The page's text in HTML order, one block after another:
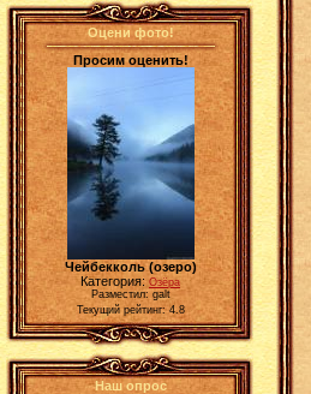
Оцени фото!
Просим оценить!
Чейбекколь (озеро)
Категория: Озёра
Разместил: galt
Текущий рейтинг: 4.8
Наш опрос